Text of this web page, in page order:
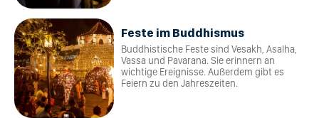
Feste im Buddhismus
Buddhistische Feste sind Vesakh, Asalha,
Vassa und Pavarana. Sie erinnern an
wichtige Ereignisse. Außerdem gibt es
Feiern zu den Jahreszeiten.